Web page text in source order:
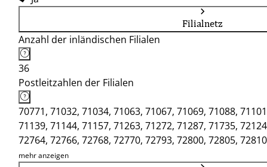
Filialnetz
Anzahl der inländischen Filialen
36
Postleitzahlen der Filialen
70771, 71032, 71034, 71063, 71067, 71069, 71088,
71139, 71144, 71157, 71263, 71272, 71287, 71735,
72764, 72766, 72768, 72770, 72793, 72800, 72805,
75378, 75382
mehr anzeigen